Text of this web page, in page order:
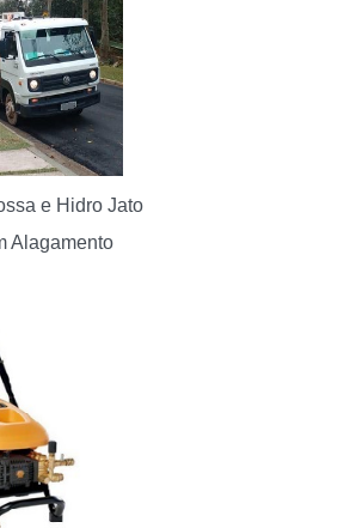
e Hidro Jato
Alagamento